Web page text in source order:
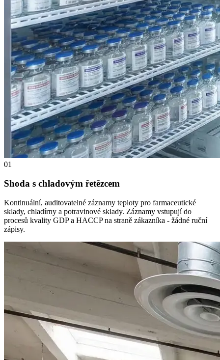
01
Shoda s chladovým řetězcem
Kontinuální, auditovatelné záznamy teploty pro farmaceutické
sklady, chladírny a potravinové sklady. Záznamy vstupují do
procesů kvality GDP a HACCP na straně zákazníka - žádné ruční
zápisy.